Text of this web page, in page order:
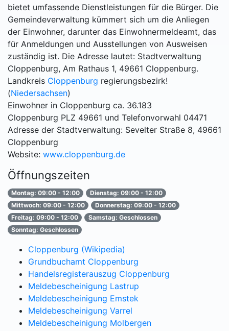
bietet umfassende Dienstleistungen für die Bürger. Die
Gemeindeverwaltung kümmert sich um die Anliegen
der Einwohner, darunter das Einwohnermeldeamt, das
für Anmeldungen und Ausstellungen von Ausweisen
zuständig ist. Die Adresse lautet: Stadtverwaltung
Cloppenburg, Am Rathaus 1, 49661 Cloppenburg.
Landkreis Cloppenburg regierungsbezirk!
(Niedersachsen)
Einwohner in Cloppenburg ca. 36.183
Cloppenburg PLZ 49661 und Telefonvorwahl 04471
Adresse der Stadtverwaltung: Sevelter Straße 8, 49661
Cloppenburg
Website: www.cloppenburg.de
Öffnungszeiten
Montag: 09:00 - 12:00
Dienstag: 09:00 - 12:00
Mittwoch: 09:00 - 12:00
Donnerstag: 09:00 - 12:00
Freitag: 09:00 - 12:00
Samstag: Geschlossen
Sonntag: Geschlossen
Cloppenburg (Wikipedia)
Grundbuchamt Cloppenburg
Handelsregisterauszug Cloppenburg
Meldebescheinigung Lastrup
Meldebescheinigung Emstek
Meldebescheinigung Varrel
Meldebescheinigung Molbergen